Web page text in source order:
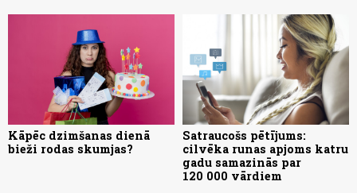
Kāpēc dzimšanas dienā
bieži rodas skumjas?
Satraucošs pētījums:
cilvēka runas apjoms katru
gadu samazinās par
120 000 vārdiem